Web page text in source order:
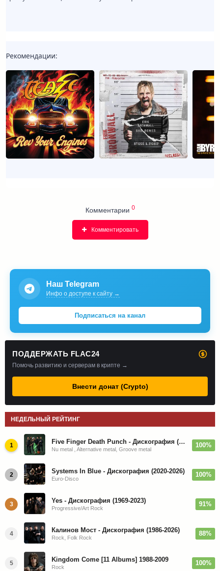
Рекомендации:
Комментарии 0
Комментировать
Наш Telegram
Инфо о доступе к сайту →
Подписаться на канал
ПОДДЕРЖАТЬ FLAC24
Помочь развитию и серверам в крипте →
Внести донат (Crypto)
НЕДЕЛЬНЫЙ РЕЙТИНГ
1 Five Finger Death Punch - Дискография (2008-2026)
Nu metal , Alternative metal, Groove metal
100%
2 Systems In Blue - Дискография (2020-2026)
Euro-Disco
100%
3 Yes - Дискография (1969-2023)
Progressive/Art Rock
91%
4 Калинов Мост - Дискография (1986-2026)
Rock, Folk Rock
88%
5 Kingdom Come [11 Albums] 1988-2009
Rock
100%